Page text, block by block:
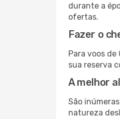
durante a
ofertas.
Fazer o
Para voos
sua reserva
A melhor
São
natureza